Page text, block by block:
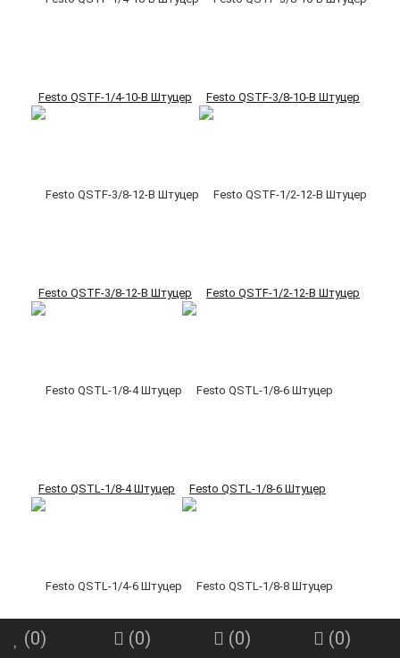
Festo QSTF-1/4-10-B Штуцер Festo QSTF-3/8-10-B Штуцер
Festo QSTF-3/8-12-B Штуцер Festo QSTF-1/2-12-B Штуцер
Festo QSTL-1/8-4 Штуцер Festo QSTL-1/8-6 Штуцер
(0) (0) (0) (0)